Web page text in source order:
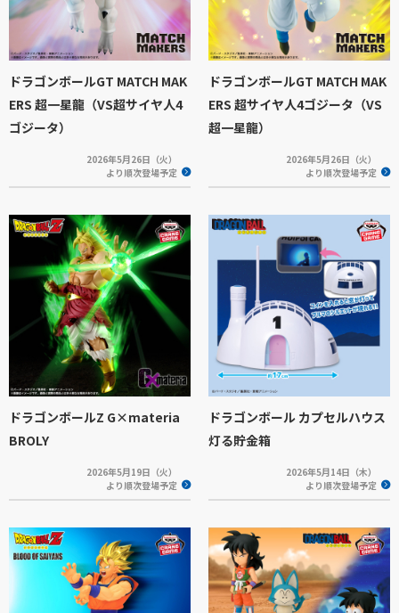
ドラゴンボールGT MATCH MAK
ERS 超一星龍（VS超サイヤ人4
ゴジータ）
2026年5月26日（火）
より順次登場予定
ドラゴンボールGT MATCH MAK
ERS 超サイヤ人4ゴジータ（VS
超一星龍）
2026年5月26日（火）
より順次登場予定
ドラゴンボールZ G×materia
BROLY
2026年5月19日（火）
より順次登場予定
ドラゴンボール カプセルハウス
灯る貯金箱
2026年5月14日（木）
より順次登場予定